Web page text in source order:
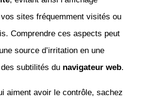
sites fréquemment visités ou
Comprendre ces aspects peut
source d’irritation en une
subtilités du navigateur web.
aiment avoir le contrôle, sachez